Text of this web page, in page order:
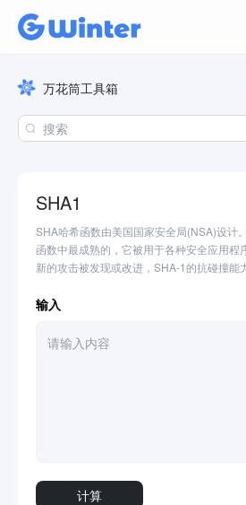
万花筒工具箱
SHA1
SHA哈希函数由美国国家安全局(NSA)设计
函数中最成熟的，它被用于各种安全应用程
新的攻击被发现或改进，SHA-1的抗碰撞能
输入
计算